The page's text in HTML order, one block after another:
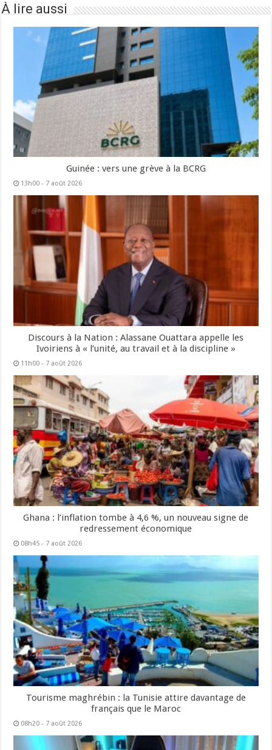
À lire aussi
Guinée : vers une grève à la BCRG
13h00 - 7 août 2026
Discours à la Nation : Alassane Ouattara appelle les
Ivoiriens à « l’unité, au travail et à la discipline »
11h00 - 7 août 2026
Ghana : l’inflation tombe à 4,6 %, un nouveau signe de
redressement économique
08h45 - 7 août 2026
Tourisme maghrébin : la Tunisie attire davantage de
français que le Maroc
08h20 - 7 août 2026